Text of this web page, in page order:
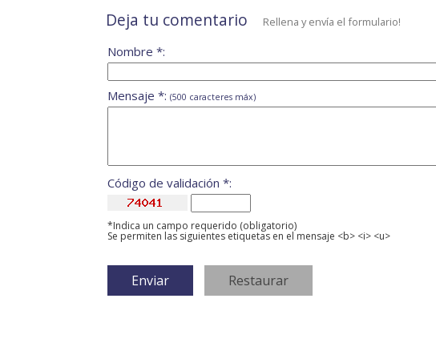
Deja tu comentario Rellena y envía el formulario!
Nombre *:
Mensaje *: (500 caracteres máx)
Código de validación *:
*Indica un campo requerido (obligatorio)
Se permiten las siguientes etiquetas en el mensaje <b> <i> <u>